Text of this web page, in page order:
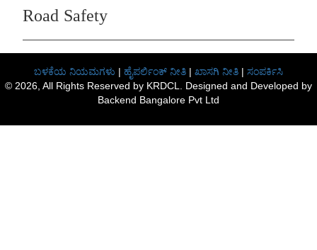
Road Safety
ಬಳಕೆಯ ನಿಯಮಗಳು | ಹೈಪರ್ಲಿಂಕ್ ನೀತಿ | ಖಾಸಗಿ ನೀತಿ | ಸಂಪರ್ಕಿಸಿ
© 2026, All Rights Reserved by KRDCL. Designed and Developed by
Backend Bangalore Pvt Ltd